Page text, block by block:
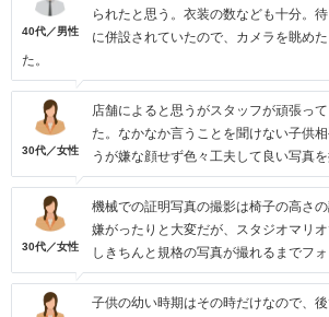
40代／男性
られたと思う。衣装の数なども十分。
に併設されていたので、カメラを眺め
た。
30代／女性
店舗によると思うがスタッフが頑張っ
た。なかなか言うことを聞けない子供
うが嫌な顔せず色々工夫して良い写真を
30代／女性
機械での証明写真の撮影は椅子の高さ
嫌がったりと大変だが、スタジオマリ
しきちんと規格の写真が撮れるまでフォ
子供の幼い時期はその時だけなので、